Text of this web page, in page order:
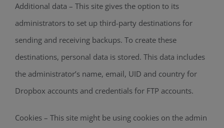
Additional data – This site gives the option to its
administrators to set up third-party destinations for
sending and receiving backups. To create these
destinations, personal data is stored. This data includes
the administrator’s name, email, UID and country for
Dropbox accounts and credentials for FTP accounts.
Cookies – This site might be using cookies on the admin